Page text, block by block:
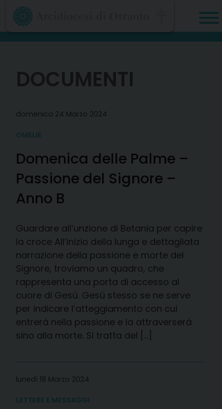
Skip
content
DOCUMENTI
domenica 24 Marzo 2024
OMELIE
Domenica delle Palme –
Passione del Signore –
Anno B
Guardare all’unzione di Betania per capire
la croce All’inizio della lunga e dettagliata
narrazione della passione e morte del
Signore, troviamo un quadro, che
rappresenta una porta di accesso al
cuore di Gesù. Gesù stesso se ne serve
per indicare l’atteggiamento con cui
entrerà nella passione e la attraverserà
sino alla morte. Si tratta del […]
lunedì 18 Marzo 2024
LETTERE E MESSAGGI